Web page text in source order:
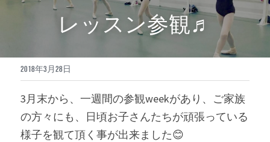
レッスン参観♬
2018年3月28日
3月末から、一週間の参観weekがあり、ご家族
の方々にも、日頃お子さんたちが頑張っている
様子を観て頂く事が出来ました😊